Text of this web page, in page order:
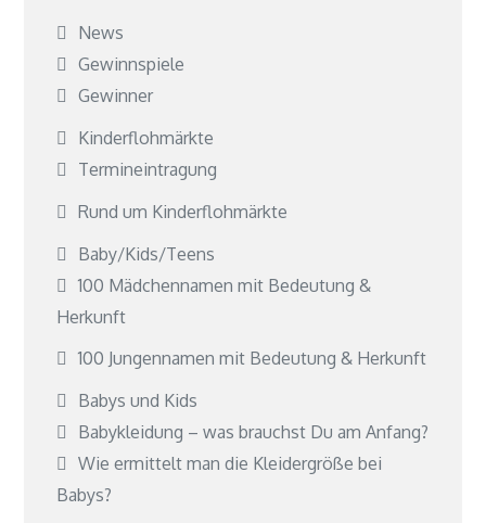
News
Gewinnspiele
Gewinner
Kinderflohmärkte
Termineintragung
Rund um Kinderflohmärkte
Baby/Kids/Teens
100 Mädchennamen mit Bedeutung &
Herkunft
100 Jungennamen mit Bedeutung & Herkunft
Babys und Kids
Babykleidung – was brauchst Du am Anfang?
Wie ermittelt man die Kleidergröße bei
Babys?